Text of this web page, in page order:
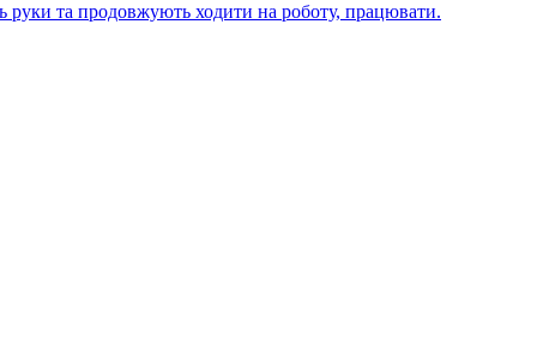
руки та продовжують ходити на роботу, працювати.